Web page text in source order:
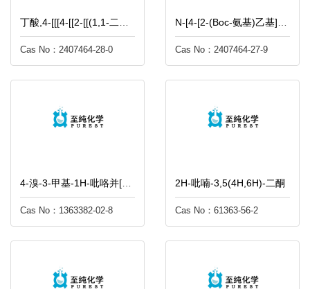
丁酸,4-[[[4-[[2-[[(1,1-二甲基乙氧基)羰基]氨基]乙基]苯基]甲基]-4-戊烯-1-酰氨基]-4-氧代-,甲酯
Cas No：2407464-28-0
N-[4-[2-(Boc-氨基)乙基]苄基]戊-4-烯-1-胺
Cas No：2407464-27-9
4-溴-3-甲基-1H-吡咯并[2,3-b]吡啶
Cas No：1363382-02-8
2H-吡喃-3,5(4H,6H)-二酮
Cas No：61363-56-2